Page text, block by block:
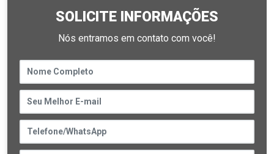
SOLICITE INFORMAÇÕES
Nós entramos em contato com você!